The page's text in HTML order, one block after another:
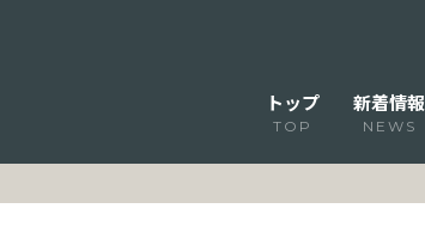
トップ
TOP
新着情報
NEWS